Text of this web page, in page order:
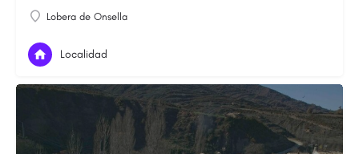
Lobera de Onsella
Localidad